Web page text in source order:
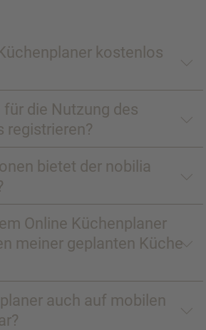
kostenlos
die Nutzung des
registrieren?
bietet der nobilia
Online Küchenplaner
meiner geplanten Küche
auch auf mobilen